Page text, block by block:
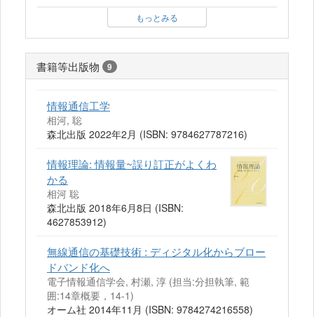
もっとみる
書籍等出版物 9
情報通信工学
相河, 聡
森北出版 2022年2月 (ISBN: 9784627787216)
情報理論: 情報量~誤り訂正がよくわ
かる
相河 聡
森北出版 2018年6月8日 (ISBN:
4627853912)
無線通信の基礎技術 : ディジタル化からブロー
ドバンド化へ
電子情報通信学会, 村瀬, 淳 (担当:分担執筆, 範
囲:14章概要，14-1)
オーム社 2014年11月 (ISBN: 9784274216558)